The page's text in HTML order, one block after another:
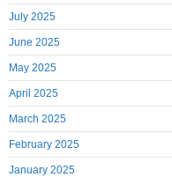
July 2025
June 2025
May 2025
April 2025
March 2025
February 2025
January 2025